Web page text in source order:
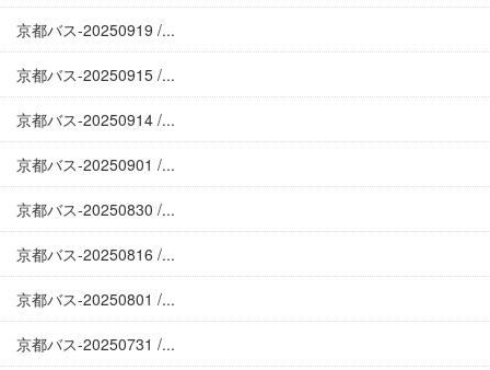
京都バス-20250919 /...
京都バス-20250915 /...
京都バス-20250914 /...
京都バス-20250901 /...
京都バス-20250830 /...
京都バス-20250816 /...
京都バス-20250801 /...
京都バス-20250731 /...